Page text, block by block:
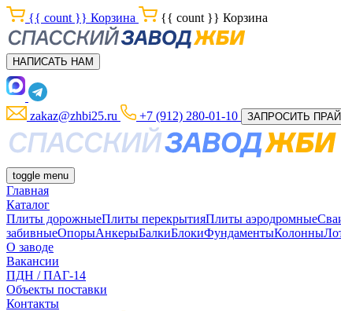
{{ count }} Корзина {{ count }} Корзина
НАПИСАТЬ НАМ
zakaz@zhbi25.ru +7 (912) 280-01-10 ЗАПРОСИТЬ
toggle menu
Главная
Каталог
Плиты дорожныеПлиты перекрытияПлиты аэродромные
забивныеОпорыАнкерыБалкиБлокиФундаментыКолонны
О заводе
Вакансии
ПДН / ПАГ-14
Объекты поставки
Контакты